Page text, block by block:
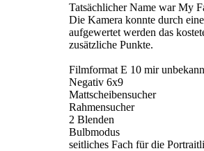
Tatsächlicher Name war My
Die Kamera konnte durch
aufgewertet werden das
zusätzliche Punkte.
Filmformat E 10 mir
Negativ 6x9
Mattscheibensucher
Rahmensucher
2 Blenden
Bulbmodus
seitliches Fach für die